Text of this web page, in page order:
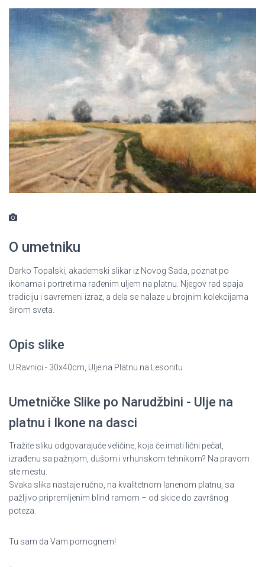
O umetniku
Darko Topalski, akademski slikar iz Novog Sada, poznat po
ikonama i portretima rađenim uljem na platnu. Njegov rad spaja
tradiciju i savremeni izraz, a dela se nalaze u brojnim kolekcijama
širom sveta.
Opis slike
U Ravnici - 30x40cm, Ulje na Platnu na Lesonitu
Umetničke Slike po Narudžbini - Ulje na
platnu i Ikone na dasci
Tražite sliku odgovarajuće veličine, koja će imati lični pečat,
izrađenu sa pažnjom, dušom i vrhunskom tehnikom? Na pravom
ste mestu.
Svaka slika nastaje ručno, na kvalitetnom lanenom platnu, sa
pažljivo pripremljenim blind ramom – od skice do završnog
poteza.
Tu sam da Vam pomognem!